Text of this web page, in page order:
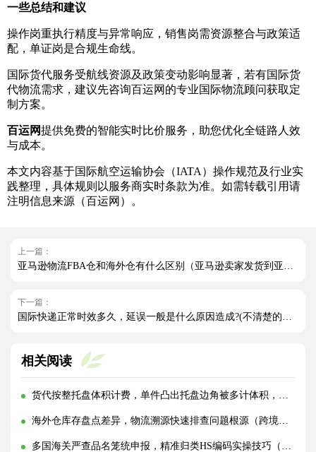
一些总结和建议
操作岗重执行精度与异常响应，销售岗需资源整合与政策适
配，单证岗是合规生命线。
国际货代服务受航线资源及政策变动影响显著，若有国际货
代物流需求，建议先咨询百运网的专业国际物流顾问获取定
制方案。
百运网提供免费的智能实时比价服务，助您优化全链路人效
与成本。
本文内容基于国际航空运输协会（IATA）操作规范及行业实
践整理，具体规则以服务商实时条款为准。如需转载引用请
注明信息来源（百运网）。
上一篇：
下一篇：
相关阅读
货代按整托盘体积计费，单件凸出托盘边角被多计体积，整改打包实操方法（国际物流干货知识分享）
海外仓库存盘点差异，物流溯源快速排查问题根源（跨境物流干货知识分享）
多国海关严查品名笼统申报，精准归类HS编码实操技巧（国际物流干货知识分享）